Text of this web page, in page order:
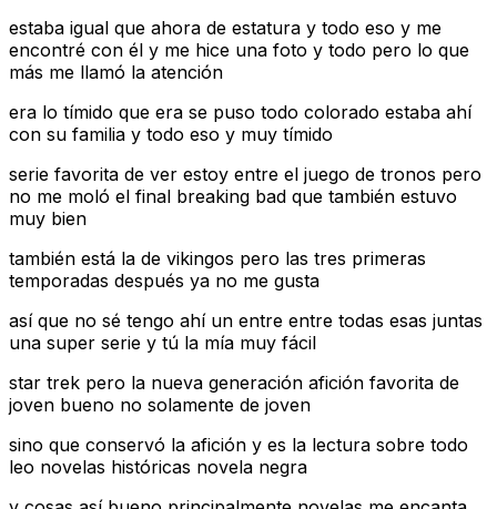
estaba igual que ahora de estatura y todo eso y me
encontré con él y me hice una foto y todo pero lo que
más me llamó la atención
era lo tímido que era se puso todo colorado estaba ahí
con su familia y todo eso y muy tímido
serie favorita de ver estoy entre el juego de tronos pero
no me moló el final breaking bad que también estuvo
muy bien
también está la de vikingos pero las tres primeras
temporadas después ya no me gusta
así que no sé tengo ahí un entre entre todas esas juntas
una super serie y tú la mía muy fácil
star trek pero la nueva generación afición favorita de
joven bueno no solamente de joven
sino que conservó la afición y es la lectura sobre todo
leo novelas históricas novela negra